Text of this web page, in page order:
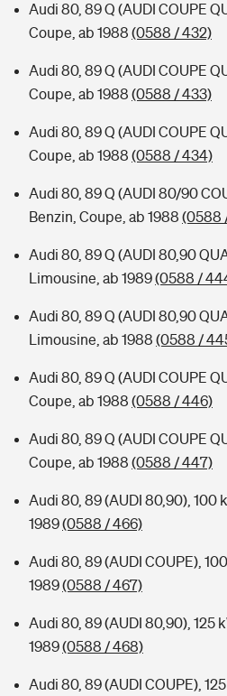
Audi 80, 89 Q (AUDI COUPE
Coupe, ab 1988 (0588 / 432)
Audi 80, 89 Q (AUDI COUPE
Coupe, ab 1988 (0588 / 433)
Audi 80, 89 Q (AUDI COUPE
Coupe, ab 1988 (0588 / 434)
Audi 80, 89 Q (AUDI 80/90
Benzin, Coupe, ab 1988 (0588
Audi 80, 89 Q (AUDI 80,90
Limousine, ab 1989(0588 /
Audi 80, 89 Q (AUDI 80,90
Limousine, ab 1988 (0588 /
Audi 80, 89 Q (AUDI COUPE
Coupe, ab 1988 (0588 / 446)
Audi 80, 89 Q (AUDI COUPE
Coupe, ab 1988 (0588 / 447)
Audi 80, 89 (AUDI 80,90), 100
1989(0588 / 466)
Audi 80, 89 (AUDI COUPE),
1989(0588 / 467)
Audi 80, 89 (AUDI 80,90), 125
1989(0588 / 468)
Audi 80, 89 (AUDI COUPE),